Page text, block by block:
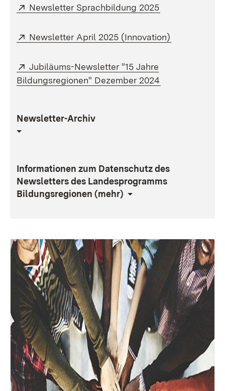
Extern:
Newsletter Sprachbildung 2025
Extern:
Newsletter April 2025 (Innovation)
Extern:
Jubiläums-Newsletter "15 Jahre
Bildungsregionen" Dezember 2024
Newsletter-Archiv
Informationen zum Datenschutz des
Newsletters des Landesprogramms
Bildungsregionen (mehr)